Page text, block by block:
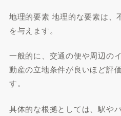
地理的要素 地理的な要素は、
を与えます。
一般的に、交通の便や周辺の
動産の立地条件が良いほど評
す。
具体的な根拠としては、駅や